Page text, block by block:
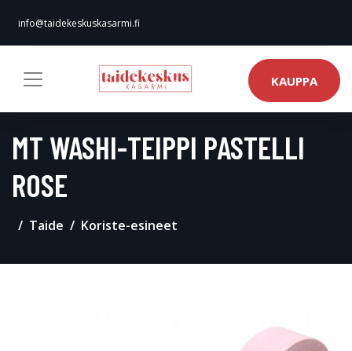
info@taidekeskuskasarmi.fi
KAUPPA
MT WASHI-TEIPPI PASTELLI
ROSE
Taide Koriste-esineet